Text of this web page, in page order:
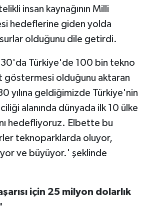
insan kaynağının Milli
hedeflerine giden yolda
olduğunu dile getirdi.
Türkiye'de 100 bin tekno
göstermesi olduğunu aktaran
yılına geldiğimizde Türkiye'nin
alanında dünyada ilk 10 ülke
hedefliyoruz. Elbette bu
teknoparklarda oluyor,
ve büyüyor.' şeklinde
için 25 milyon dolarlık